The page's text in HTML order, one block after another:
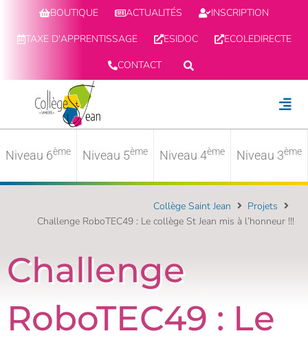
BOUTIQUE ACTUALITÉS
INSCRIPTION
TAXE D'APPRENTISSAGE
ESIDOC
ECOLEDIRECTE
CONTACT
Niveau 6ème Niveau 5ème Niveau 4ème Niveau 3ème
Collège Saint Jean
Projets
Challenge RoboTEC49 : Le collège St Jean mis à l’honneur !!!
Challenge
RoboTEC49 : Le